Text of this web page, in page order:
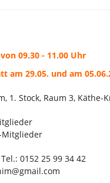
09.30 - 11.00 Uhr
am 29.05. und am
1. Stock, Raum 3, Käthe-
Mitglieder
0152 25 99 34 42